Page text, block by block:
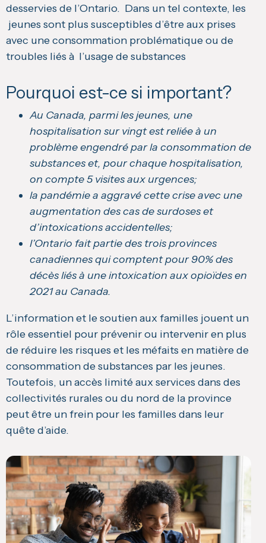
desservies de l’Ontario. Dans un tel contexte, les
jeunes sont plus susceptibles d’être aux prises
avec une consommation problématique ou de
troubles liés à l’usage de substances
Pourquoi est-ce si important?
Au Canada, parmi les jeunes, une
hospitalisation sur vingt est reliée à un
problème engendré par la consommation de
substances et, pour chaque hospitalisation,
on compte 5 visites aux urgences;
la pandémie a aggravé cette crise avec une
augmentation des cas de surdoses et
d’intoxications accidentelles;
l’Ontario fait partie des trois provinces
canadiennes qui comptent pour 90% des
décès liés à une intoxication aux opioïdes en
2021 au Canada.
L’information et le soutien aux familles jouent un
rôle essentiel pour prévenir ou intervenir en plus
de réduire les risques et les méfaits en matière de
consommation de substances par les jeunes.
Toutefois, un accès limité aux services dans des
collectivités rurales ou du nord de la province
peut être un frein pour les familles dans leur
quête d’aide.